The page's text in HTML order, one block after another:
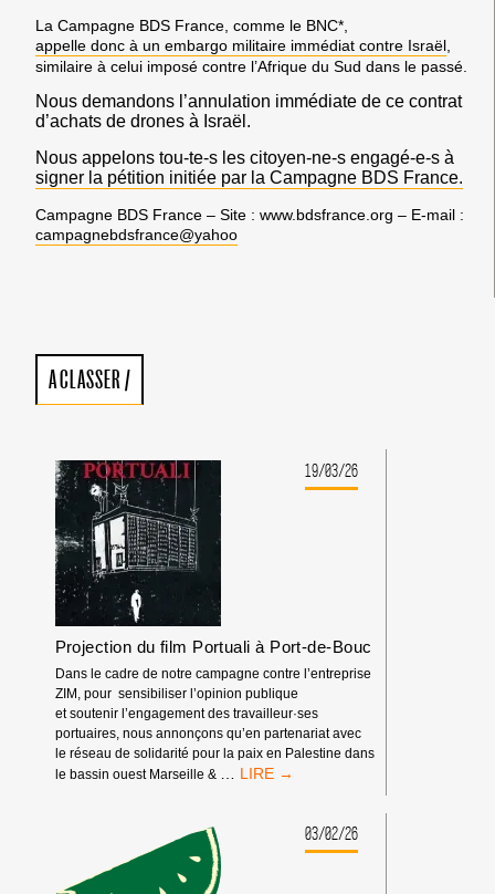
La Campagne BDS France, comme le BNC*,
appelle donc à un embargo militaire immédiat contre Israël
similaire à celui imposé contre l’Afrique du Sud dans le passé.
Nous demandons l’annulation immédiate de ce contrat
d’achats de drones à Israël.
Nous appelons tou-te-s les citoyen-ne-s engagé-e-s à
signer la pétition initiée par la Campagne BDS France.
Campagne BDS France – Site : www.bdsfrance.org – E-mail :
campagnebdsfrance@yahoo
A CLASSER /
19/03/26
Projection du film Portuali à Port-de-Bouc
Dans le cadre de notre campagne contre l’entreprise
ZIM, pour sensibiliser l’opinion publique
et soutenir l’engagement des travailleur·ses
portuaires, nous annonçons qu’en partenariat avec
le réseau de solidarité pour la paix en Palestine dans
le bassin ouest Marseille &
PROJECTION
PORTUALI03/02/26